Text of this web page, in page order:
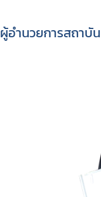
ผู้อำนวยการสถาบั